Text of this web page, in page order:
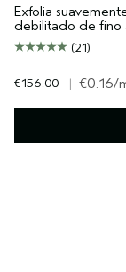
Exfolia
debilitado de fino
(21)
€156.00 | €0.16/